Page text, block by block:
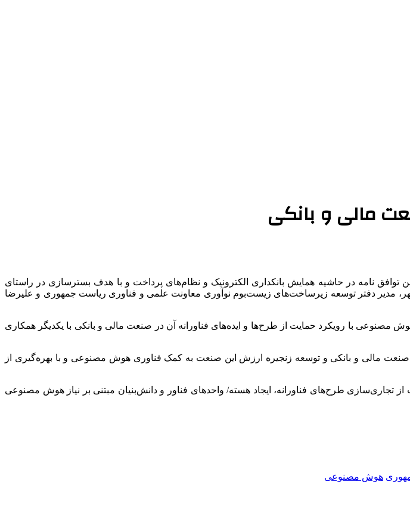
مالی و بانکی
توافق نامه در حاشیه همایش بانکداری الکترونیک و نظام‌های پرداخت و با هدف بسترسازی در راستای
دفتر توسعه زیرساخت‌های زیست‌بوم نوآوری معاونت علمی و فناوری ریاست جمهوری و علیرضا
با رویکرد حمایت از طرح‌ها و ایده‌های فناورانه آن در صنعت مالی و بانکی با یکدیگر همکاری
صنعت مالی و بانکی و توسعه زنجیره ارزش این صنعت به کمک فناوری هوش مصنوعی و با بهره‌گیری از
تجاری‌سازی طرح‌های فناورانه، ایجاد هسته/ واحدهای فناور و دانش‌بنیان مبتنی بر نیاز هوش مصنوعی
هوش مصنوعی